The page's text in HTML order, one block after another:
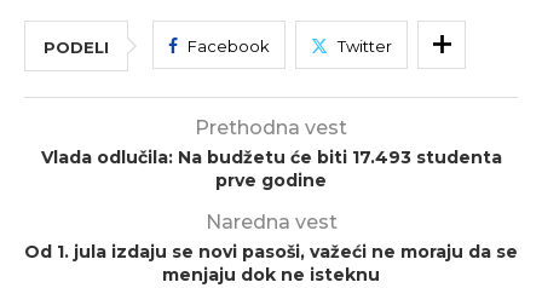
PODELI Facebook Twitter
Prethodna vest
Vlada odlučila: Na budžetu će biti 17.493 studenta
prve godine
Naredna vest
Od 1. jula izdaju se novi pasoši, važeći ne moraju da se
menjaju dok ne isteknu